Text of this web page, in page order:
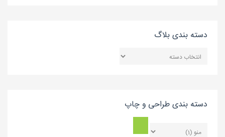
دسته بندی بلاگ
بندی
دسته بندی طراحی و چاپ